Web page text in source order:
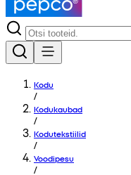
Kodu
/
Kodukaubad
/
Kodutekstiilid
/
Voodipesu
/